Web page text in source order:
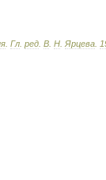
Гл ред В Н Ярцева